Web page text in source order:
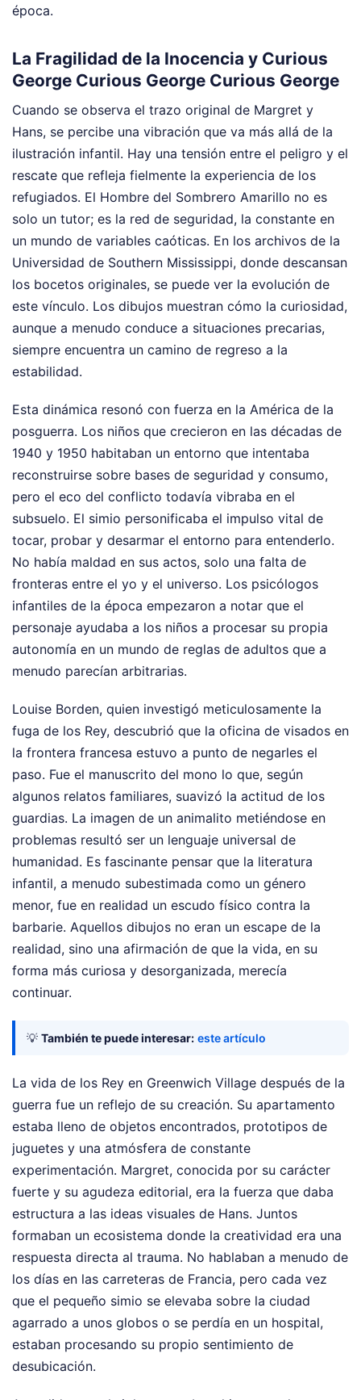
época.
La Fragilidad de la Inocencia y Curious
George Curious George Curious George
Cuando se observa el trazo original de Margret y
Hans, se percibe una vibración que va más allá de la
ilustración infantil. Hay una tensión entre el peligro y el
rescate que refleja fielmente la experiencia de los
refugiados. El Hombre del Sombrero Amarillo no es
solo un tutor; es la red de seguridad, la constante en
un mundo de variables caóticas. En los archivos de la
Universidad de Southern Mississippi, donde descansan
los bocetos originales, se puede ver la evolución de
este vínculo. Los dibujos muestran cómo la curiosidad,
aunque a menudo conduce a situaciones precarias,
siempre encuentra un camino de regreso a la
estabilidad.
Esta dinámica resonó con fuerza en la América de la
posguerra. Los niños que crecieron en las décadas de
1940 y 1950 habitaban un entorno que intentaba
reconstruirse sobre bases de seguridad y consumo,
pero el eco del conflicto todavía vibraba en el
subsuelo. El simio personificaba el impulso vital de
tocar, probar y desarmar el entorno para entenderlo.
No había maldad en sus actos, solo una falta de
fronteras entre el yo y el universo. Los psicólogos
infantiles de la época empezaron a notar que el
personaje ayudaba a los niños a procesar su propia
autonomía en un mundo de reglas de adultos que a
menudo parecían arbitrarias.
Louise Borden, quien investigó meticulosamente la
fuga de los Rey, descubrió que la oficina de visados en
la frontera francesa estuvo a punto de negarles el
paso. Fue el manuscrito del mono lo que, según
algunos relatos familiares, suavizó la actitud de los
guardias. La imagen de un animalito metiéndose en
problemas resultó ser un lenguaje universal de
humanidad. Es fascinante pensar que la literatura
infantil, a menudo subestimada como un género
menor, fue en realidad un escudo físico contra la
barbarie. Aquellos dibujos no eran un escape de la
realidad, sino una afirmación de que la vida, en su
forma más curiosa y desorganizada, merecía
continuar.
💡 También te puede interesar: este artículo
La vida de los Rey en Greenwich Village después de la
guerra fue un reflejo de su creación. Su apartamento
estaba lleno de objetos encontrados, prototipos de
juguetes y una atmósfera de constante
experimentación. Margret, conocida por su carácter
fuerte y su agudeza editorial, era la fuerza que daba
estructura a las ideas visuales de Hans. Juntos
formaban un ecosistema donde la creatividad era una
respuesta directa al trauma. No hablaban a menudo de
los días en las carreteras de Francia, pero cada vez
que el pequeño simio se elevaba sobre la ciudad
agarrado a unos globos o se perdía en un hospital,
estaban procesando su propio sentimiento de
desubicación.